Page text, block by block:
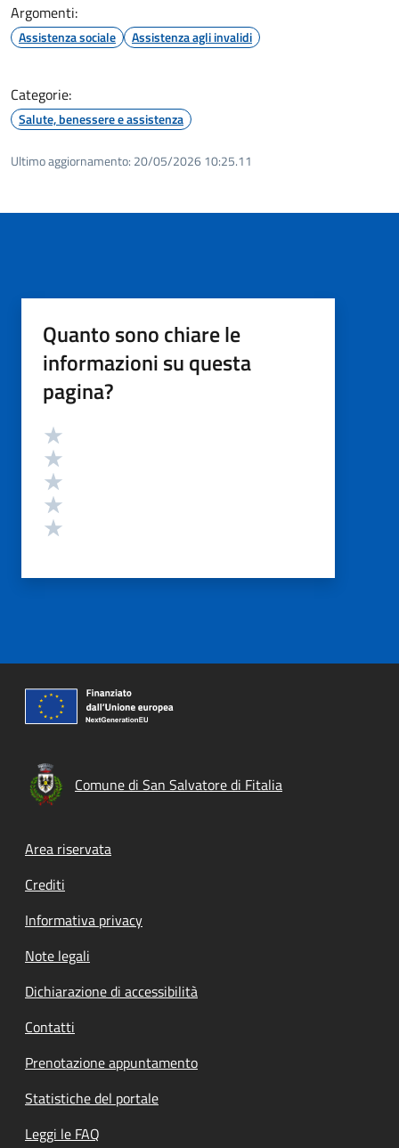
Argomenti:
Assistenza sociale Assistenza agli invalidi
Categorie:
Salute, benessere e assistenza
Ultimo aggiornamento: 20/05/2026 10:25.11
Quanto sono chiare le
informazioni su questa
pagina?
Valutazione
Comune di San Salvatore di Fitalia
Footer menu
Area riservata
Crediti
Informativa privacy
Note legali
Dichiarazione di accessibilità
Contatti
Prenotazione appuntamento
Statistiche del portale
Leggi le FAQ